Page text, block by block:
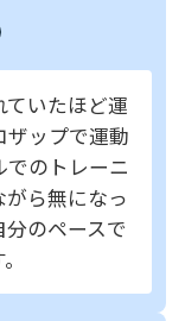
いたほど運
ップで運動
のトレーニ
ら無になっ
のペースで